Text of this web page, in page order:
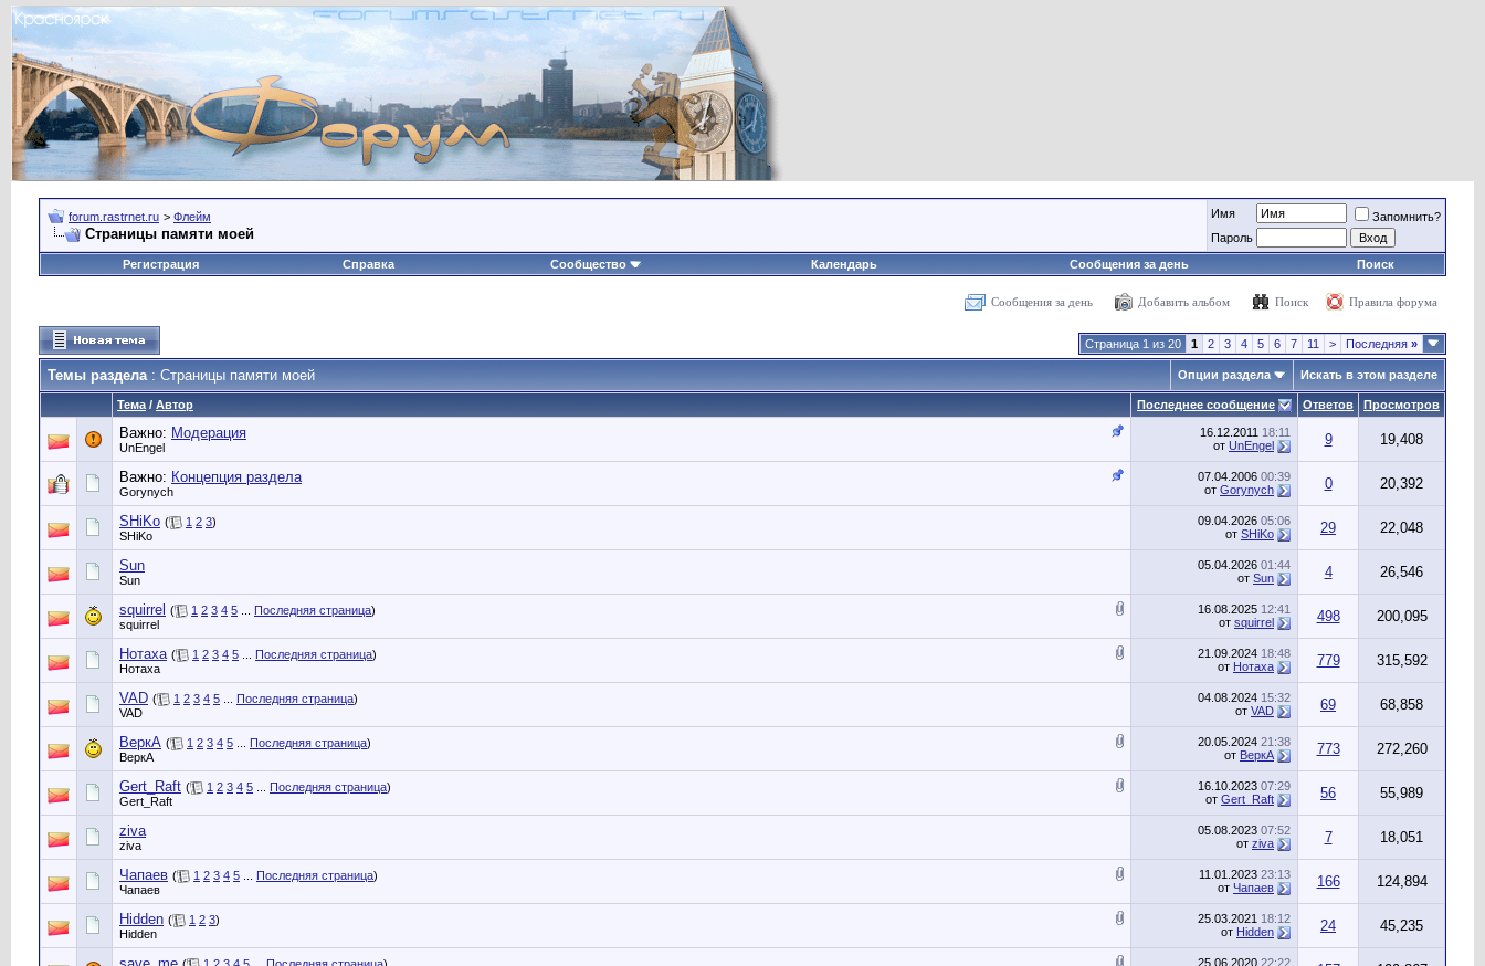
forum.rastrnet.ru > Флейм
Страницы памяти моей
Имя
Запомнить?
Пароль
Регистрация
Справка Сообщество Календарь Сообщения за день Поиск
Сообщения за день Добавить альбом Поиск Правила форума
Страница 1 из 20 1 2 3 4 5 6 7 11 > Последняя »
Темы раздела: Страницы памяти моей Опции раздела Искать в этом разделе
Тема / Автор Последнее сообщение Ответов Просмотров
Важно: Модерация
UnEngel
16.12.2011 18:11
от UnEngel 9 19,408
Важно: Концепция раздела
Gorynych
07.04.2006 00:39
от Gorynych 0 20,392
SHiKo ( 1 2 3)
SHiKo
09.04.2026 05:06
от SHiKo 29 22,048
Sun
Sun
05.04.2026 01:44
от Sun 4 26,546
squirrel ( 1 2 3 4 5 Последняя страница)
squirrel
16.08.2025 12:41
от squirrel 498 200,095
Нотаха ( 1 2 3 4 5 Последняя страница)
Нотаха
21.09.2024 18:48
от Нотаха 779 315,592
VAD ( 1 2 3 4 5 Последняя страница)
VAD
04.08.2024 15:32
от VAD 69 68,858
ВеркА ( 1 2 3 4 5 Последняя страница)
ВеркА
20.05.2024 21:38
от ВеркА 773 272,260
Gert_Raft ( 1 2 3 4 5 Последняя страница)
Gert_Raft
16.10.2023 07:29
от Gert_Raft 56 55,989
ziva
ziva
05.08.2023 07:52
от ziva 7 18,051
Чапаев ( 1 2 3 4 5 Последняя страница)
Чапаев
11.01.2023 23:13
от Чапаев 166 124,894
Hidden ( 1 2 3)
Hidden
25.03.2021 18:12
от Hidden 24 45,235
25.06.2020 22:22